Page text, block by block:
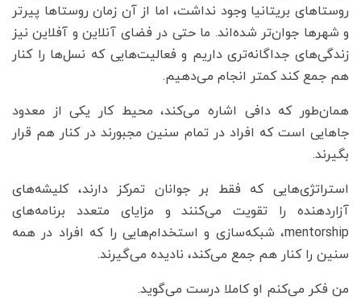
روستاهای بریتانیا وجود نداشت، اما از آن زمان روستاها پیرتر
و شهرها جوان‌تر شده‌اند. ما حتی در فضای آنلاین و آفلاین نیز
زندگی‌های جداگانه‌تری داریم و فعالیت‌هایی که نسل‌ها را کنار
هم جمع کند کمتر انجام می‌دهیم.
همان‌طور که دافی اشاره می‌کند، محیط کار یکی از معدود
جاهایی است که افراد در تمام سنین مجبورند در کنار هم قرار
بگیرند.
استراتژی‌هایی که فقط بر جوانان تمرکز دارند، کلیشه‌های
آزاردهنده را تقویت می‌کنند و مزایای متعدد برنامه‌های
mentorship، شبکه‌سازی و استخدام‌هایی را که افراد در همه
سنین را کنار هم جمع می‌کند، نادیده می‌گیرند.
من فکر می‌کنم او کاملا درست می‌گوید.